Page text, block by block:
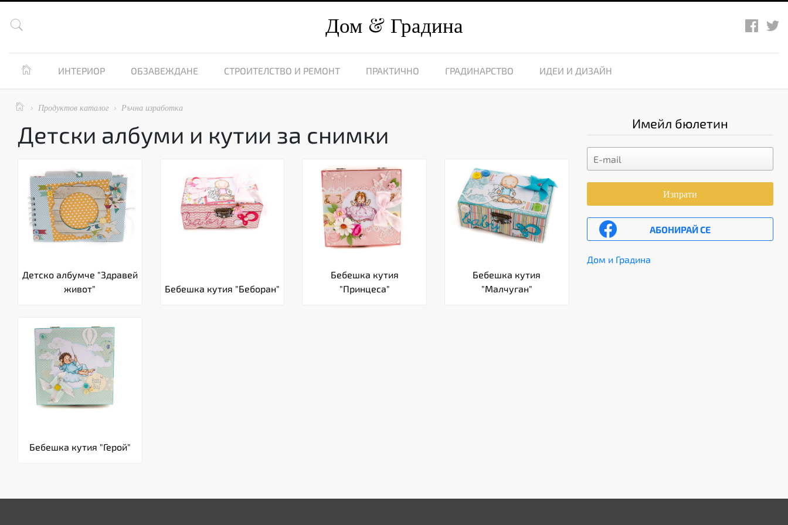
 Дом Градина
 ИНТЕРИОР ОБЗАВЕЖДАНЕ СТРОИТЕЛСТВО И РЕМОНТ ПРАКТИЧНО ГРАДИНАРСТВО ИДЕИ И ДИЗАЙН
  Продуктов каталог  Ръчна изработка
Детски албуми и кутии за снимки
Детско албумче "Здравей
живот"
Бебешка кутия "Беборан"
Бебешка кутия
"Принцеса"
Бебешка кутия
"Малчуган"
Бебешка кутия "Герой"
Имейл бюлетин
Изпрати
АБОНИРАЙ СЕ
Дом и Градина